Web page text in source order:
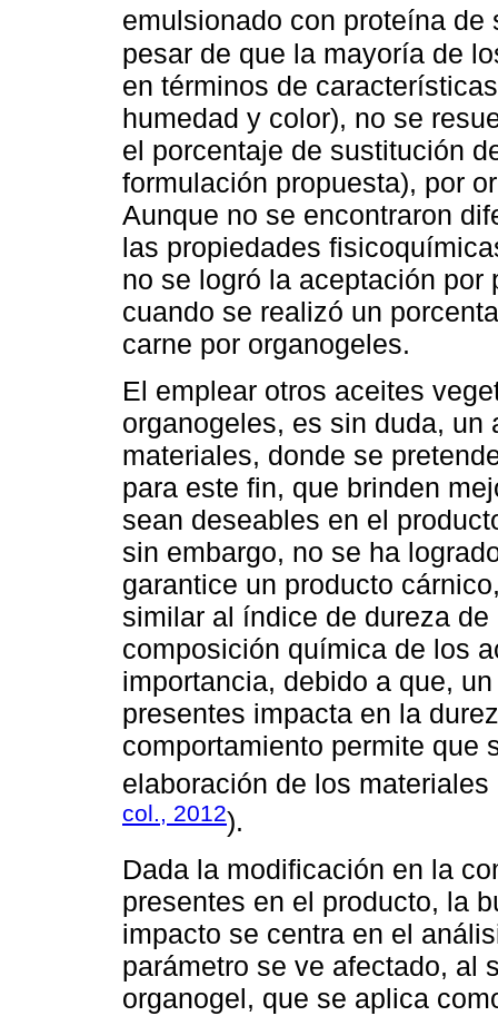
emulsionado con proteína de
pesar de que la mayoría de
en términos de
humedad y color), no se
el porcentaje de sustitución
formulación propuesta), por
Aunque no se encontraron
las propiedades
no se logró la aceptación
cuando se realizó un
carne por organogeles.
El emplear otros aceites
organogeles, es sin duda,
materiales, donde se
para este fin, que brinden
sean deseables en el
sin embargo, no se ha
garantice un producto
similar al índice de dureza
composición química de los
importancia, debido a que,
presentes impacta en la
comportamiento permite que
elaboración de los
col., 2012).
Dada la modificación en la
presentes en el producto, la
impacto se centra en el
parámetro se ve afectado, al
organogel, que se aplica